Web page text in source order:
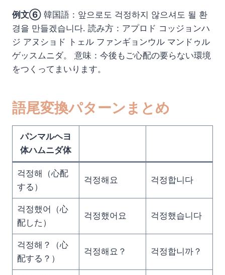
例文⑥ 韓国語：앞으로도 걱정하지 않으셔도 될 환
경을 만들겠습니다. 読み方：アプロド コッジョンハ
ジ アヌショド トェル ファンギョンウル マンドゥル
ゲッスムニダ。 意味：今後もご心配の要らない環境
をつくってまいります。
語尾変換パターンまとめ
パンマルヘヨ
体ハムニダ体
걱정해（心配
する）
걱정해요 걱정합니다
걱정했어（心
配した）
걱정했어요 걱정했습니다
걱정해？（心
配する？）
걱정해요？ 걱정합니까？